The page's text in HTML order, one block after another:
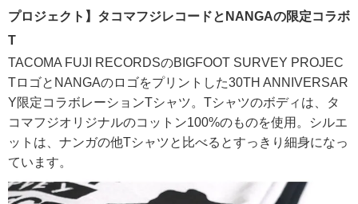
プロジェクト】タコマフジレコードとNANGAの限定コラボ
T
TACOMA FUJI RECORDSのBIGFOOT SURVEY PROJEC
TロゴとNANGAのロゴをプリントした30TH ANNIVERSAR
Y限定コラボレーションTシャツ。Tシャツのボディは、タ
コマフジオリジナルのコットン100%のものを使用。シルエ
ットは、ナンガの他Tシャツと比べるとすっきり細身になっ
ています。